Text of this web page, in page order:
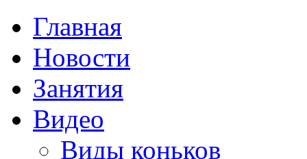
Главная
Новости
Занятия
Видео
Виды коньков